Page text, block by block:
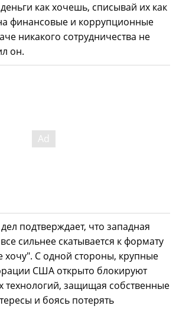
как хочешь, списывай их как
финансовые и коррупционные
никакого сотрудничества не
он.
подтверждает, что западная
сильнее скатывается к формату
С одной стороны, крупные
США открыто блокируют
технологий, защищая собственные
и боясь потерять